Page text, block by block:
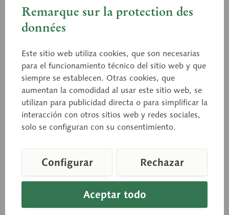
Cesta de consulta
Recordar
cervical, torácica y lumbar,
suspendidas sueltas de un
Cesta de consulta
Recordar
QS 17/3 QS 17/22
Remarque sur la protection des
données
Este sitio web utiliza cookies, que son necesarias
para el funcionamiento técnico del sitio web y que
siempre se establecen. Otras cookies, que
aumentan la comodidad al usar este sitio web, se
utilizan para publicidad directa o para simplificar la
interacción con otros sitios web y redes sociales,
solo se configuran con su consentimiento.
Aceptar todo
Configurar Rechazar